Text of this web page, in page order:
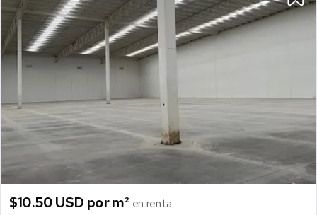
$10.50 USD por m² en renta